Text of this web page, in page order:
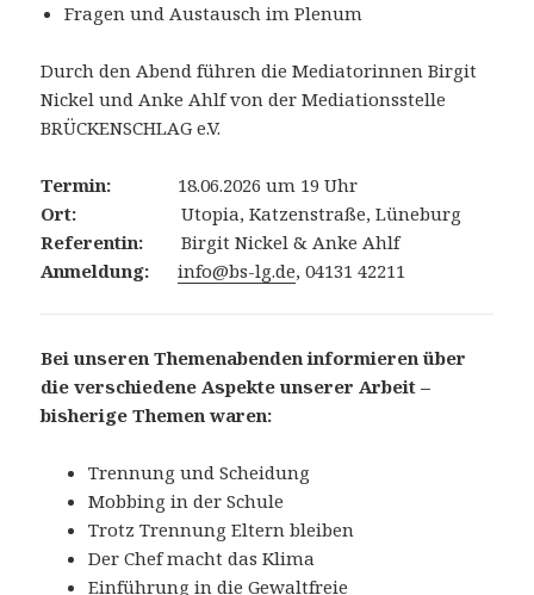
Fragen und Austausch im Plenum
Durch den Abend führen die Mediatorinnen Birgit
Nickel und Anke Ahlf von der Mediationsstelle
BRÜCKENSCHLAG e.V.
Termin:
18.06.2026 um 19 Uhr
Ort:
Utopia, Katzenstraße, Lüneburg
Referentin:
Birgit Nickel & Anke Ahlf
Anmeldung:
info@bs-lg.de, 04131 42211
Bei unseren Themenabenden informieren über
die verschiedene Aspekte unserer Arbeit –
bisherige Themen waren:
Trennung und Scheidung
Mobbing in der Schule
Trotz Trennung Eltern bleiben
Der Chef macht das Klima
Einführung in die Gewaltfreie